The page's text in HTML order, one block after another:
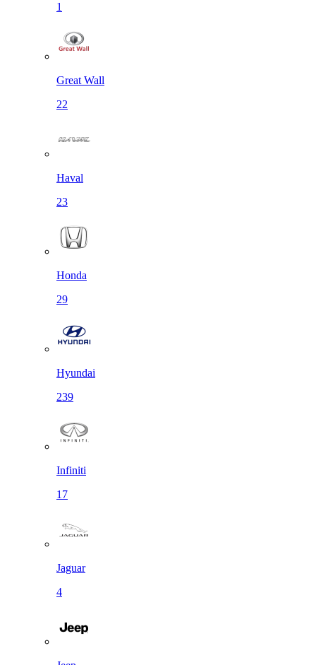
1
Great Wall
22
Haval
23
Honda
29
Hyundai
239
Infiniti
17
Jaguar
4